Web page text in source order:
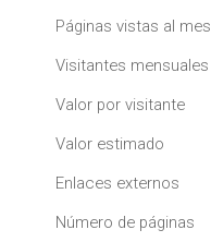
Páginas vistas al mes
Visitantes mensuales
Valor por visitante
Valor estimado
Enlaces externos
Número de páginas